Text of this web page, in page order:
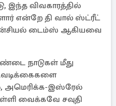
இந்த விவகாரத்தில்
என்றே தி வால் ஸ்ட்ரீட்
டைம்ஸ் ஆகியவை
நாடுகள் மீது
அமெரிக்க-இஸ்ரேல்
வைக்கவே சவுதி